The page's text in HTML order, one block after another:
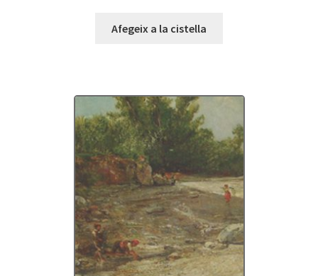
Afegeix a la cistella